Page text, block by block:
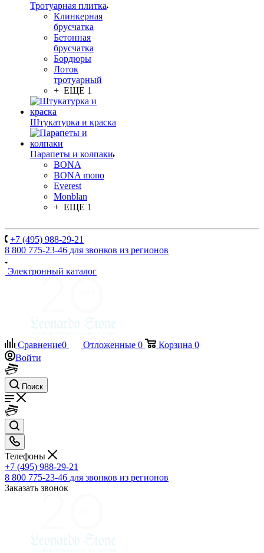
Тротуарная плитка
Клинкерная
брусчатка
Бетонная
брусчатка
Бордюры
Лоток
тротуарный
+ ЕЩЕ 1
Штукатурка и краска
Парапеты и колпаки
BONA
BONA mono
Everest
Monblan
+ ЕЩЕ 1
+7 (495) 988-29-21
8 800 775-23-46 для звонков из регионов
Электронный каталог
Сравнение0 Отложенные 0 Корзина 0
Войти
Поиск
Телефоны
+7 (495) 988-29-21
8 800 775-23-46 для звонков из регионов
Заказать звонок